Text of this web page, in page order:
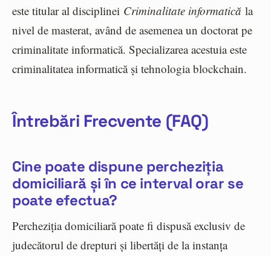
este titular al disciplinei Criminalitate informatică la
nivel de masterat, având de asemenea un doctorat pe
criminalitate informatică. Specializarea acestuia este
criminalitatea informatică și tehnologia blockchain.
Întrebări Frecvente (FAQ)
Cine poate dispune percheziția
domiciliară și în ce interval orar se
poate efectua?
Percheziția domiciliară poate fi dispusă exclusiv de
judecătorul de drepturi și libertăți de la instanța